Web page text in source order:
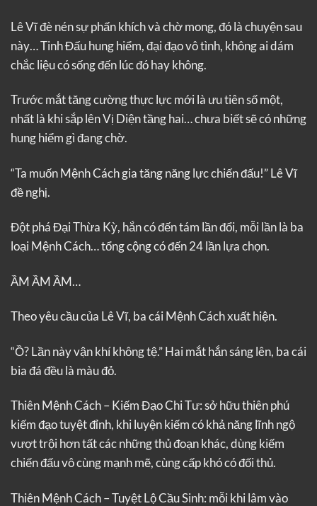
Lê Vĩ đè nén sự phấn khích và chờ mong, đó là chuyện sau
này… Tinh Đấu hung hiểm, đại đạo vô tình, không ai dám
chắc liệu có sống đến lúc đó hay không.
Trước mắt tăng cường thực lực mới là ưu tiên số một,
nhất là khi sắp lên Vị Diện tầng hai… chưa biết sẽ có những
hung hiểm gì đang chờ.
“Ta muốn Mệnh Cách gia tăng năng lực chiến đấu!” Lê Vĩ
đề nghị.
Đột phá Đại Thừa Kỳ, hắn có đến tám lần đổi, mỗi lần là ba
loại Mệnh Cách… tổng cộng có đến 24 lần lựa chọn.
ẦM ẦM ẦM…
Theo yêu cầu của Lê Vĩ, ba cái Mệnh Cách xuất hiện.
“Ồ? Lần này vận khí không tệ.” Hai mắt hắn sáng lên, ba cái
bia đá đều là màu đỏ.
Thiên Mệnh Cách – Kiếm Đạo Chi Tư: sở hữu thiên phú
kiếm đạo tuyệt đỉnh, khi luyện kiếm có khả năng lĩnh ngộ
vượt trội hơn tất các những thủ đoạn khác, dùng kiếm
chiến đấu vô cùng mạnh mẽ, cùng cấp khó có đối thủ.
Thiên Mệnh Cách – Tuyệt Lộ Cầu Sinh: mỗi khi lâm vào